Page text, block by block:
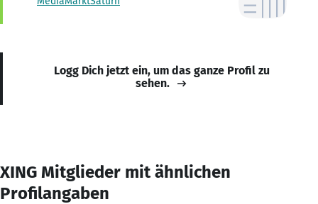
Logg Dich jetzt ein, um das ganze Profil zu
sehen.
XING Mitglieder mit ähnlichen
Profilangaben